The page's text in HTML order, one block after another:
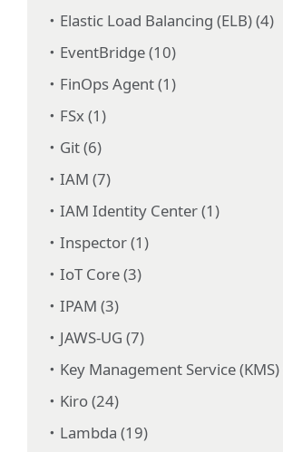
Elastic Load Balancing (ELB) (4)
EventBridge (10)
FinOps Agent (1)
FSx (1)
Git (6)
IAM (7)
IAM Identity Center (1)
Inspector (1)
IoT Core (3)
IPAM (3)
JAWS-UG (7)
Key Management Service (KMS)
Kiro (24)
Lambda (19)